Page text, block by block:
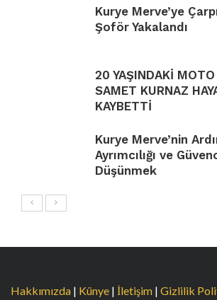
Kurye Merve’ye
Şoför Yakalandı
20 YAŞINDAKİ MOTO
SAMET KURNAZ
KAYBETTİ
Kurye Merve’nin
Ayrımcılığı ve
Düşünmek
Hakkımızda | Künye | İletişim | Gizlilik